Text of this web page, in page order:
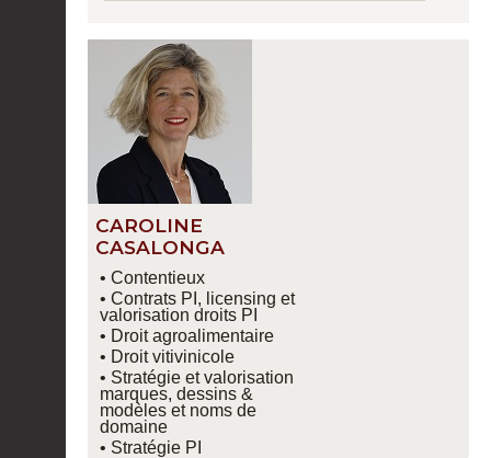
CAROLINE
CASALONGA
• Contentieux
• Contrats PI, licensing et
valorisation droits PI
• Droit agroalimentaire
• Droit vitivinicole
• Stratégie et valorisation
marques, dessins &
modèles et noms de
domaine
• Stratégie PI